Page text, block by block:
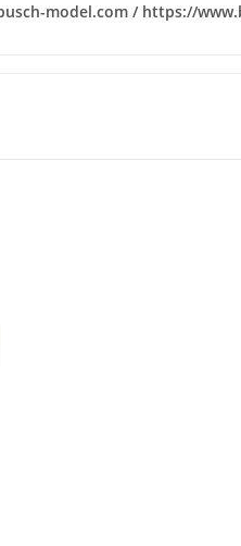
model.com / https://